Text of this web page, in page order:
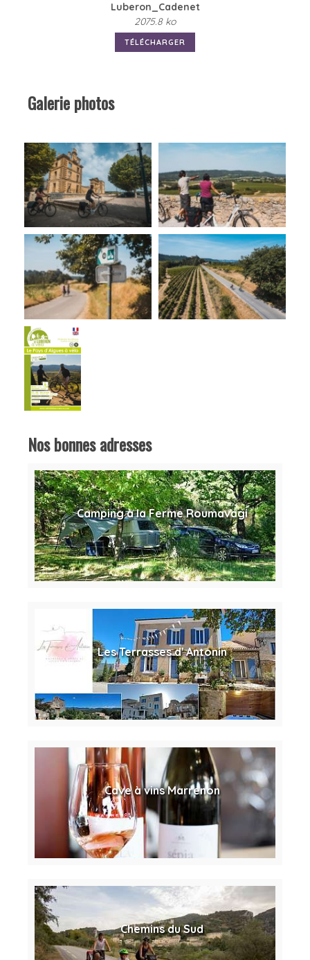
Luberon_Cadenet
2075.8 ko
TÉLÉCHARGER
Galerie photos
Nos bonnes adresses
Camping à la Ferme Roumavagi
Les Terrasses d' Antonin
Cave à vins Marrenon
Chemins du Sud